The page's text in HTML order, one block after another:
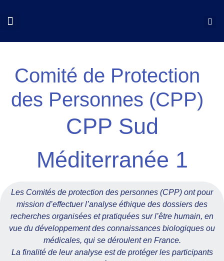
Comité de Protection
des Personnes (CPP)
CPP Sud
Méditerranée 1
Les Comités de protection des personnes (CPP) ont pour
mission d’effectuer l’analyse éthique des dossiers des
recherches organisées et pratiquées sur l’être humain, en
vue du développement des connaissances biologiques ou
médicales, qui se déroulent en France.
La finalité de leur analyse est de protéger les participants